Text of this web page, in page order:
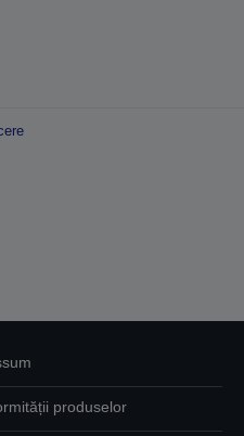
produselor